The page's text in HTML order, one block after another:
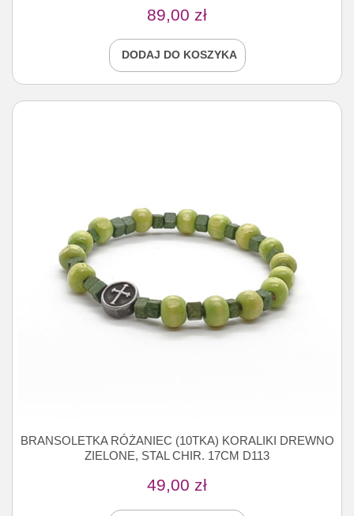
89,00 zł
DODAJ DO KOSZYKA
BRANSOLETKA RÓŻANIEC (10TKA) KORALIKI DREWNO
ZIELONE, STAL CHIR. 17CM D113
49,00 zł